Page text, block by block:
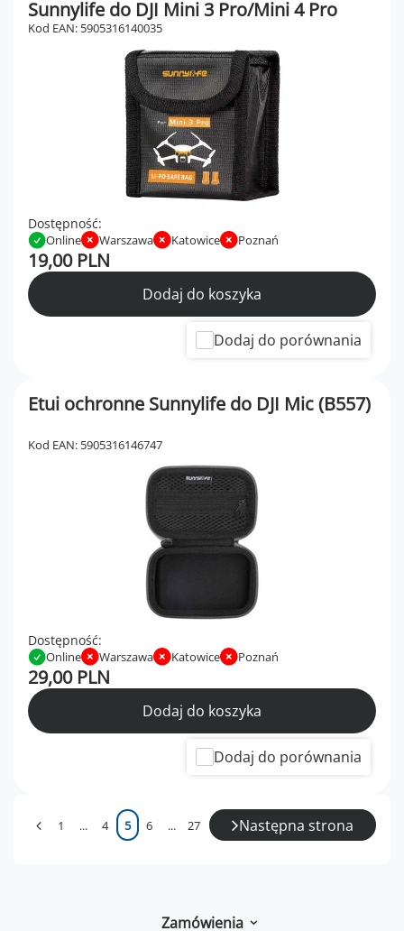
Sunnylife do DJI Mini 3 Pro/Mini 4 Pro
Kod EAN: 5905316140035
Dostępność:
Online Warszawa Katowice Poznań
19,00 PLN
Dodaj do koszyka
Dodaj do porównania
Etui ochronne Sunnylife do DJI Mic (B557)
Kod EAN: 5905316146747
Dostępność:
Online Warszawa Katowice Poznań
29,00 PLN
Dodaj do koszyka
Dodaj do porównania
1 ... 4 5 6 ... 27 Następna strona
Zamówienia